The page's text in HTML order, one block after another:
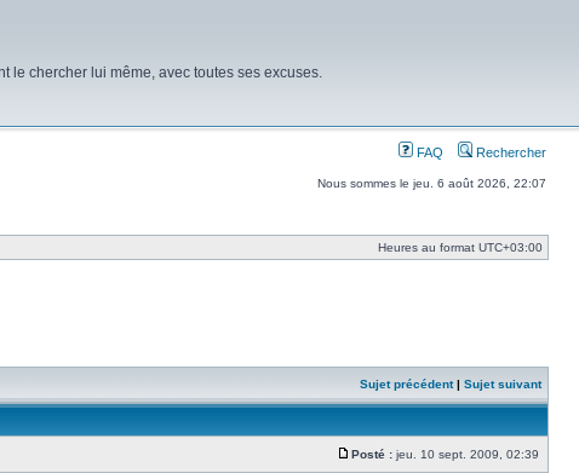
le chercher lui même, avec toutes ses excuses.
FAQ Rechercher
Nous sommes le jeu. 6 août 2026, 22:07
Heures au format UTC+03:00
Sujet précédent| Sujet suivant
Message
Posté : jeu. 10 sept. 2009, 02:39